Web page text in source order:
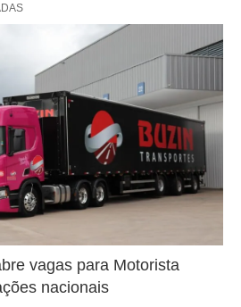
vagas para Motorista
nacionais